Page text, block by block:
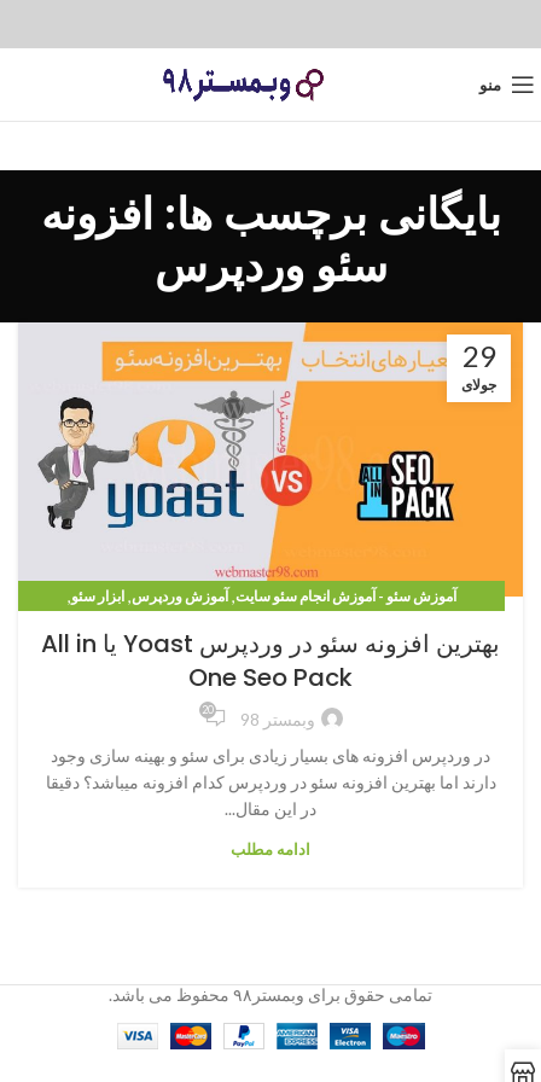
منو
بایگانی برچسب ها: افزونه
سئو وردپرس
29
جولای
آموزش سئو - آموزش انجام سئو سایت,آموزش وردپرس,ابزار سئو,
بهترین افزونه سئو در وردپرس Yoast یا All in
One Seo Pack
وبمستر 98 20
در وردپرس افزونه های بسیار زیادی برای سئو و بهینه سازی وجود
دارند اما بهترین افزونه سئو در وردپرس کدام افزونه میباشد؟ دقیقا
در این مقال...
ادامه مطلب
تمامی حقوق برای وبمستر۹۸ محفوظ می باشد.